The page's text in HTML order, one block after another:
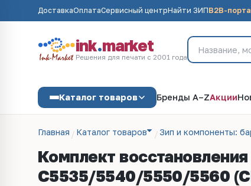
ДоставкаОплатаСервисный центрНайти ЗИПB2B-
ink.market
Решения для печати с 2001 года
Каталог товаров Бренды A–ZАкции
Главная Каталог товаров Зип и компоненты:
Комплект
C5535/5540/5550/5560